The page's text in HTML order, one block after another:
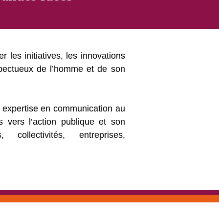
les initiatives, les innovations
de l’homme et de son
en communication au
vers l’action publique et son
collectivités, entreprises,